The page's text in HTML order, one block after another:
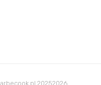
20252026